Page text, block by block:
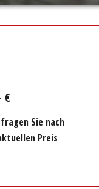
€
Sie nach
Preis